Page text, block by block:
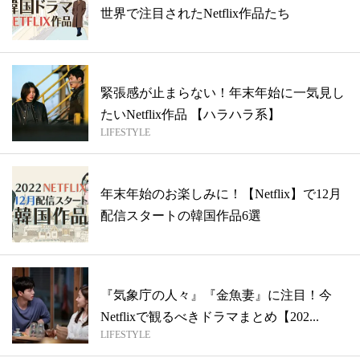
世界で注目されたNetflix作品たち
緊張感が止まらない！年末年始に一気見し
たいNetflix作品 【ハラハラ系】
LIFESTYLE
年末年始のお楽しみに！【Netflix】で12月
配信スタートの韓国作品6選
『気象庁の人々』『金魚妻』に注目！今
Netflixで観るべきドラマまとめ【202...
LIFESTYLE